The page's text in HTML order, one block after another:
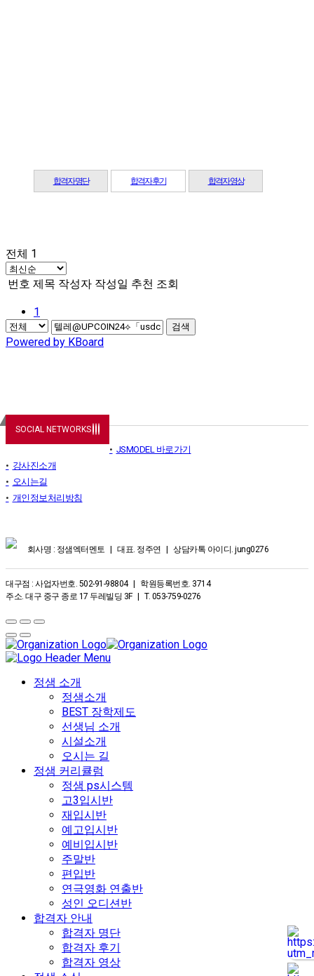
합격자 명단 합격자 후기 합격자 영상
전체 1
번호 제목 작성자 작성일 추천 조회
1
검색
Powered by KBoard
SOCIAL NETWORKS
JSMODEL 바로가기
강사진소개
오시는길
개인정보처리방침
회사명 : 정샘엑터멘토 | 대표. 정주연 | 상담카톡 아이디. jung0276
대구점 : 사업자번호. 502-91-98804 | 학원등록번호. 3714
주소. 대구 중구 종로 17 두레빌딩 3F | T. 053-759-0276
정샘 소개
정샘소개
BEST 장학제도
선생님 소개
시설소개
오시는 길
정샘 커리큘럼
정샘 ps시스템
고3입시반
재입시반
예고입시반
예비입시반
주말반
편입반
연극영화 연출반
성인 오디션반
합격자 안내
합격자 명단
합격자 후기
합격자 영상